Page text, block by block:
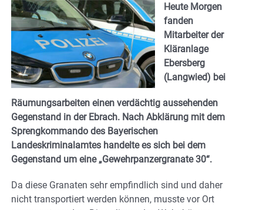
Heute Morgen
fanden
Mitarbeiter der
Kläranlage
Ebersberg
(Langwied) bei
Räumungsarbeiten einen verdächtig aussehenden
Gegenstand in der Ebrach. Nach Abklärung mit dem
Sprengkommando des Bayerischen
Landeskriminalamtes handelte es sich bei dem
Gegenstand um eine „Gewehrpanzergranate 30“.
Da diese Granaten sehr empfindlich sind und daher
nicht transportiert werden können, musste vor Ort